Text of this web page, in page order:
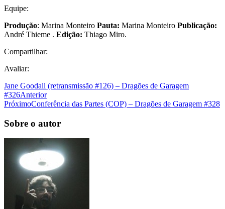
Equipe:
Produção: Marina Monteiro Pauta: Marina Monteiro Publicação:
André Thieme . Edição: Thiago Miro.
Compartilhar:
Avaliar:
Jane Goodall (retransmissão #126) – Dragões de Garagem
#326Anterior
PróximoConferência das Partes (COP) – Dragões de Garagem #328
Sobre o autor